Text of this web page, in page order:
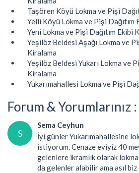
Taşören Köyü Lokma ve Pişi
Yelli Köyü Lokma ve Pişi Dağıtım
Yeni Lokma ve Pişi Dağıtım Ekibi
Yeşilöz Beldesi Aşağı Lokma ve
Kiralama
Yeşilöz Beldesi Yukarı Lokma ve
Kiralama
Yukarımahallesi Lokma ve Pişi
Forum & Yorumlarınız :
S
Sema Ceyhun
İyi günler Yukarımahallesine
istiyorum. Cenaze eviyiz 40
gelenlere ikramlık olarak
da gelenler alabilir ama asıl